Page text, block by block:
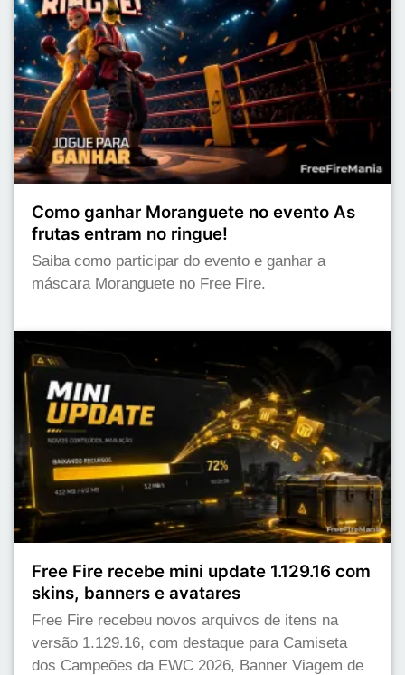
Como ganhar Moranguete no evento As
frutas entram no ringue!
Saiba como participar do evento e ganhar a
máscara Moranguete no Free Fire.
Free Fire recebe mini update 1.129.16 com
skins, banners e avatares
Free Fire recebeu novos arquivos de itens na
versão 1.129.16, com destaque para Camiseta
dos Campeões da EWC 2026, Banner Viagem de